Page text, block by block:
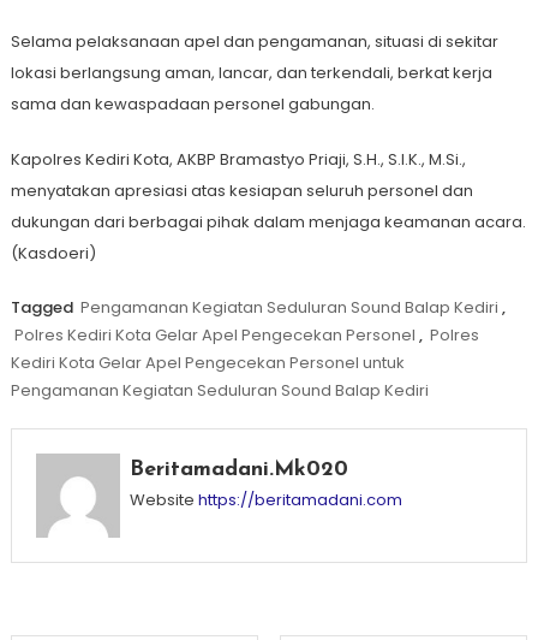
Selama pelaksanaan apel dan pengamanan, situasi di sekitar
lokasi berlangsung aman, lancar, dan terkendali, berkat kerja
sama dan kewaspadaan personel gabungan.
Kapolres Kediri Kota, AKBP Bramastyo Priaji, S.H., S.I.K., M.Si.,
menyatakan apresiasi atas kesiapan seluruh personel dan
dukungan dari berbagai pihak dalam menjaga keamanan acara.
(Kasdoeri)
Tagged Pengamanan Kegiatan Seduluran Sound Balap Kediri ,
Polres Kediri Kota Gelar Apel Pengecekan Personel , Polres
Kediri Kota Gelar Apel Pengecekan Personel untuk
Pengamanan Kegiatan Seduluran Sound Balap Kediri
Beritamadani.mk020
Website https://beritamadani.com